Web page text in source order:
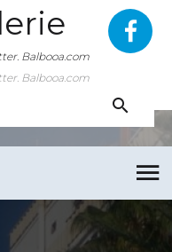
Balbooa.com
Balbooa.com